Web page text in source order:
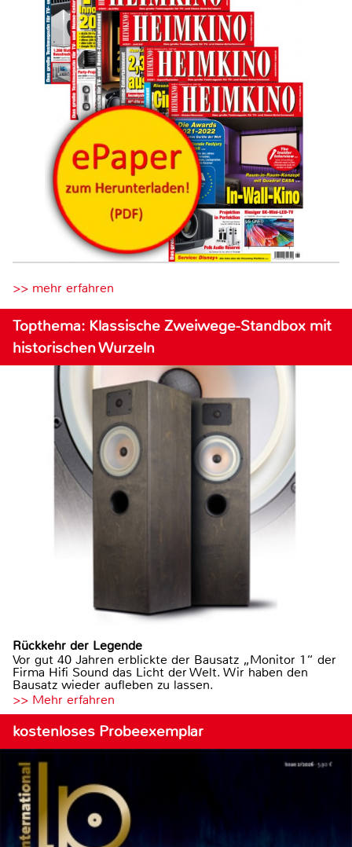
>> mehr erfahren
Topthema: Klassische Zweiwege-Standbox mit
historischen Wurzeln
Rückkehr der Legende
Vor gut 40 Jahren erblickte der Bausatz „Monitor 1“ der
Firma Hifi Sound das Licht der Welt. Wir haben den
Bausatz wieder aufleben zu lassen.
>> Mehr erfahren
kostenloses Probeexemplar